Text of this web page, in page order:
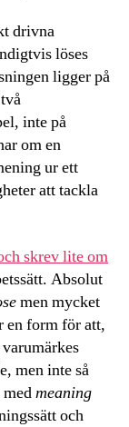
drivna
löses
ligger på
inte på
om en
ur ett
att tackla
skrev lite om
Absolut
men mycket
en form för att,
men inte så
meaning
och